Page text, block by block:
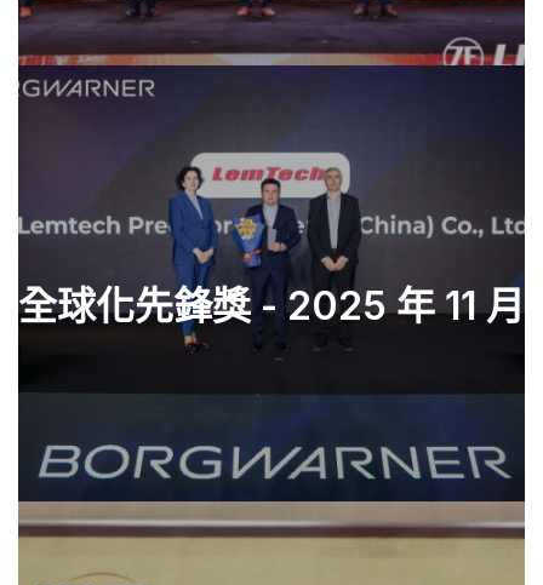
全球化先鋒獎 - 2025 年 11 月
查看零件